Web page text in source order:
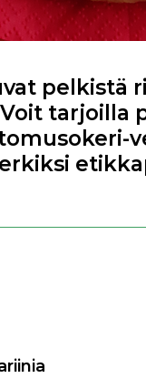
pelkistä
tarjoilla